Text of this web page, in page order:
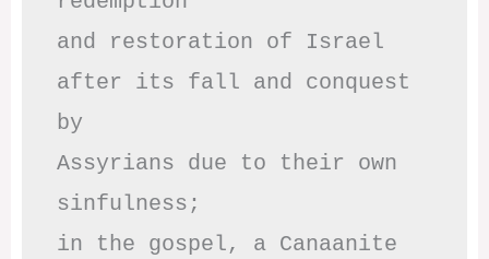
and restoration of Israel
after its fall and conquest
by
Assyrians due to their own
sinfulness;
in the gospel, a Canaanite